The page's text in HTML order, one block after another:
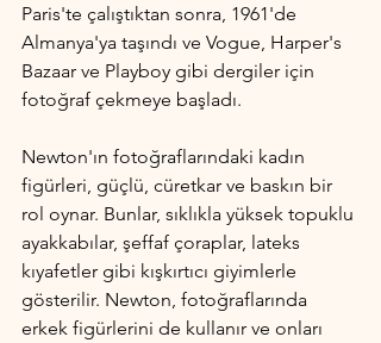
Paris'te çalıştıktan sonra, 1961'de
Almanya'ya taşındı ve Vogue, Harper's
Bazaar ve Playboy gibi dergiler için
fotoğraf çekmeye başladı.
Newton'ın fotoğraflarındaki kadın
figürleri, güçlü, cüretkar ve baskın bir
rol oynar. Bunlar, sıklıkla yüksek topuklu
ayakkabılar, şeffaf çoraplar, lateks
kıyafetler gibi kışkırtıcı giyimlerle
gösterilir. Newton, fotoğraflarında
erkek figürlerini de kullanır ve onları